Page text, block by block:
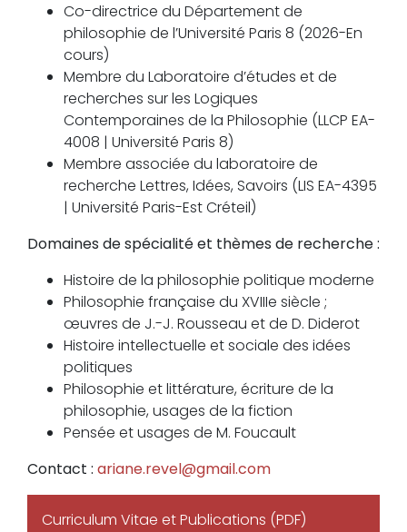
Co-directrice du Département de
philosophie de l’Université Paris 8 (2026-En
cours)
Membre du Laboratoire d’études et de
recherches sur les Logiques
Contemporaines de la Philosophie (LLCP EA-
4008 | Université Paris 8)
Membre associée du laboratoire de
recherche Lettres, Idées, Savoirs (LIS EA-4395
| Université Paris-Est Créteil)
Domaines de spécialité et thèmes de recherche :
Histoire de la philosophie politique moderne
Philosophie française du XVIIIe siècle ;
œuvres de J.-J. Rousseau et de D. Diderot
Histoire intellectuelle et sociale des idées
politiques
Philosophie et littérature, écriture de la
philosophie, usages de la fiction
Pensée et usages de M. Foucault
Contact : ariane.revel@gmail.com
Curriculum Vitae et Publications (PDF)